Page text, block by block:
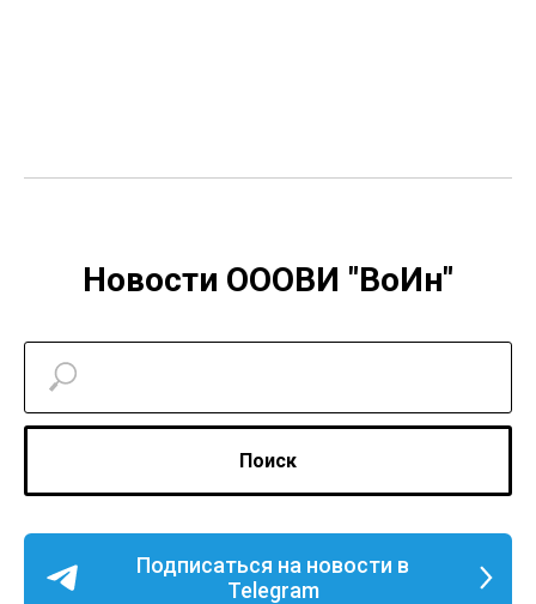
Новости ОООВИ "ВоИн"
Поиск
Подписаться на новости в
Telegram